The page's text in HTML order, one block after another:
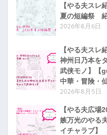
【やる夫スレ
夏の短編祭
2026年8月6日
【やる夫スレ
神州日乃本を
武侠モノ】【
中華・冒険・仙
2026年8月5日
【やる夫広
嫉万光のやる
イチャラブ】